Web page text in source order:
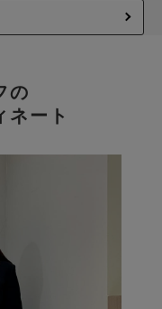
の
ネート